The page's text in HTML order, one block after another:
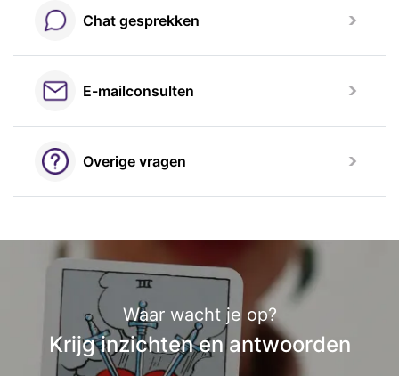
Chat gesprekken
E-mailconsulten
Overige vragen
Waar wacht je op?
Krijg inzichten en antwoorden